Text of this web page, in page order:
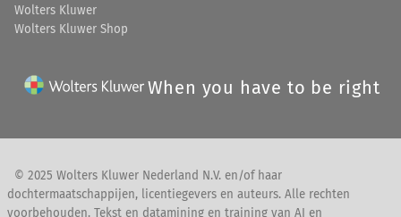
Wolters Kluwer
Wolters Kluwer Shop
When you have to be right
© 2025 Wolters Kluwer Nederland N.V. en/of haar
dochtermaatschappijen, licentiegevers en auteurs. Alle rechten
voorbehouden. Tekst en datamining en training van AI en